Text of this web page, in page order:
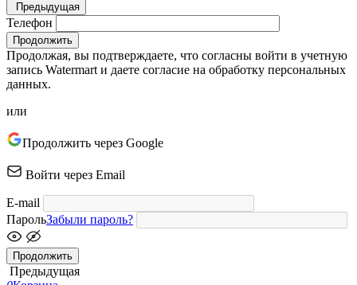
Предыдущая
Телефон
Продолжить
Продолжая, вы подтверждаете, что согласны войти в учетную
запись Watermart и даете согласие на обработку персональных
данных.
или
Продолжить через Google
Войти через Email
E-mail
ПарольЗабыли пароль?
Продолжить
Предыдущая